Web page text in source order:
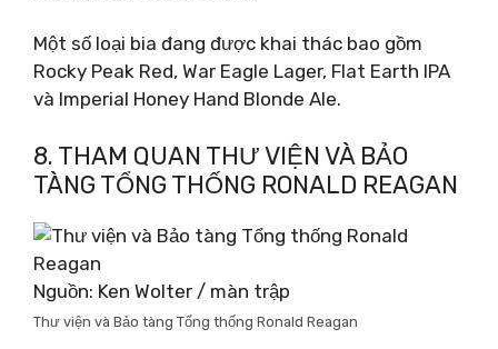
Một số loại bia đang được khai thác bao gồm
Rocky Peak Red, War Eagle Lager, Flat Earth IPA
và Imperial Honey Hand Blonde Ale.
8. THAM QUAN THƯ VIỆN VÀ BẢO
TÀNG TỔNG THỐNG RONALD REAGAN
Nguồn: Ken Wolter / màn trập
Thư viện và Bảo tàng Tổng thống Ronald Reagan